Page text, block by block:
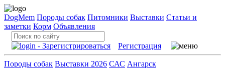
DogMem Породы собак Питомники Выставки Статьи и
заметки Корм Объявления
Регистрация
Породы собак Выставки 2026 САС Ангарск